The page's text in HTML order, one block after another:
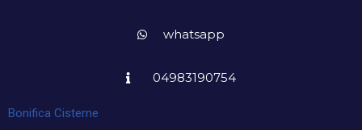
whatsapp
04983190754
Bonifica Cisterne